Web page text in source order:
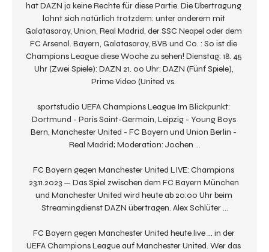
hat DAZN ja keine Rechte für diese Partie. Die Übertragung
lohnt sich natürlich trotzdem: unter anderem mit
Galatasaray, Union, Real Madrid, der SSC Neapel oder dem
FC Arsenal. Bayern, Galatasaray, BVB und Co. : So ist die
Champions League diese Woche zu sehen! Dienstag: 18. 45
Uhr (Zwei Spiele): DAZN 21. 00 Uhr: DAZN (Fünf Spiele),
Prime Video (United vs.
sportstudio UEFA Champions League Im Blickpunkt:
Dortmund - Paris Saint-Germain, Leipzig - Young Boys
Bern, Manchester United - FC Bayern und Union Berlin -
Real Madrid; Moderation: Jochen ...
FC Bayern gegen Manchester United LIVE: Champions
23.11.2023 — Das Spiel zwischen dem FC Bayern München
und Manchester United wird heute ab 20:00 Uhr beim
Streamingdienst DAZN übertragen. Alex Schlüter ...
FC Bayern gegen Manchester United heute live ... in der
UEFA Champions League auf Manchester United. Wer das